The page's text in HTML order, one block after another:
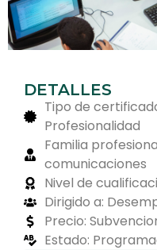
DETALLES
Tipo de
Profesionalidad
Familia
comunicaciones
Nivel de
Dirigido a:
Precio:
Estado: